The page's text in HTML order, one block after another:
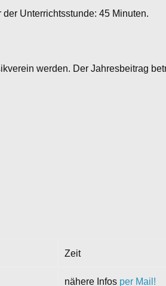
Unterrichtsstunde: 45 Minuten.
werden. Der Jahresbeitrag
Zeit
nähere Infos per Mail!